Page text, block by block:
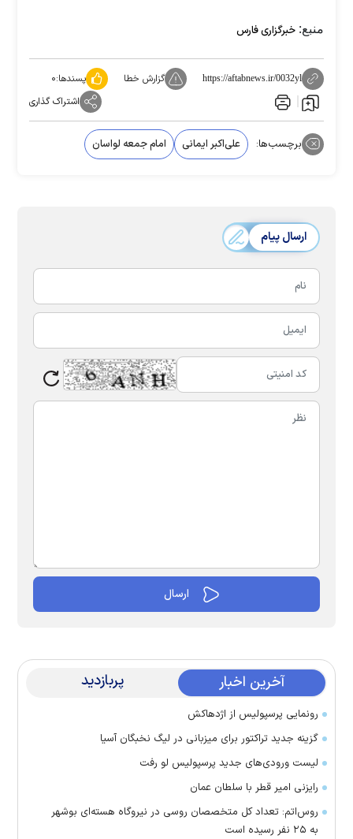
منبع: خبرگزاری فارس
https://aftabnews.ir/0032yl گزارش خطا پسندها:۰
اشتراک گذاری
برچسب‌ها: علی‌اکبر ایمانی امام جمعه لواسان
ارسال پیام
آخرین اخبار پربازدید
رونمایی پرسپولیس از اژدهاکش
گزینه جدید تراکتور برای میزبانی در لیگ نخبگان آسیا
لیست ورودی‌های جدید پرسپولیس لو رفت
رایزنی امیر قطر با سلطان عمان
روس‌اتم: تعداد کل متخصصان روسی در نیروگاه هسته‌ای بوشهر
به ۲۵ نفر رسیده است